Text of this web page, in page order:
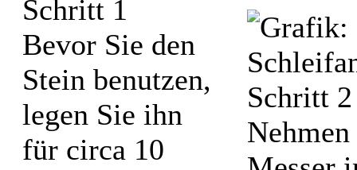
Bevor Sie den
Stein benutzen,
legen Sie ihn
für circa 10